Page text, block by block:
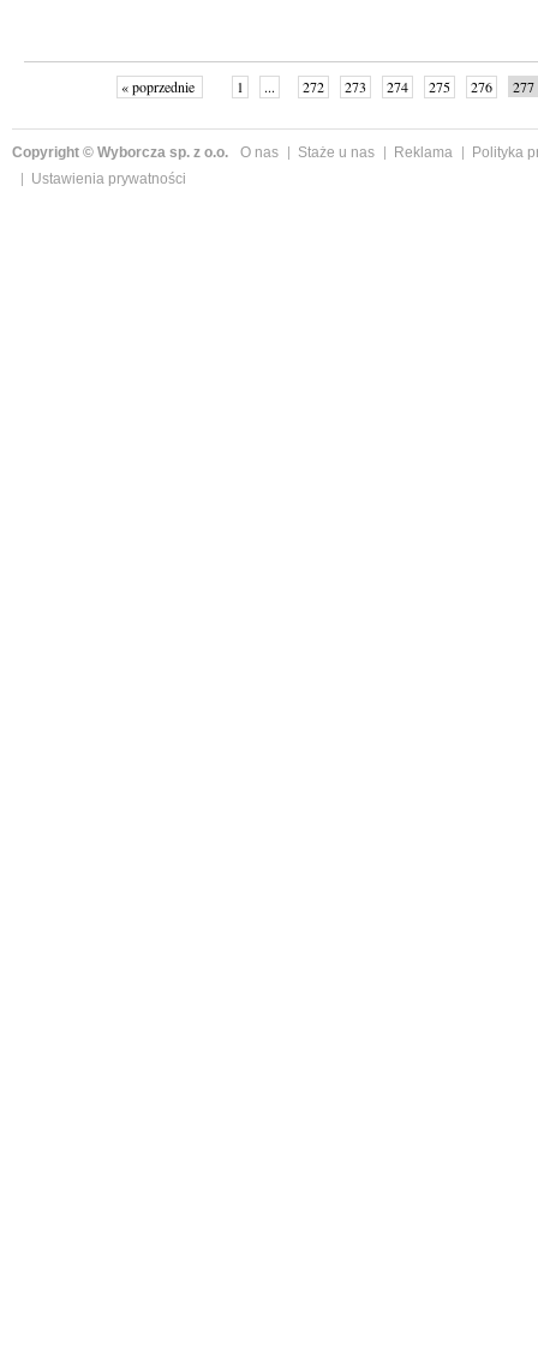
« poprzednie 1 ... 272 273 274 275 276 277
Copyright © Wyborcza sp. z o.o. O nas Staże u nas Reklama
Polityka
Ustawienia prywatności